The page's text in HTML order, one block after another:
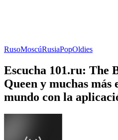
RusoMoscúRusiaPopOldies
Escucha 101.ru: The
Queen y muchas más
mundo con la